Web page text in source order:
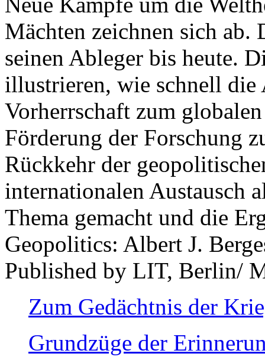
Mächten zeichnen sich
seinen Ableger bis heute.
illustrieren, wie schnell die
Vorherrschaft zum
Förderung der Forschung
Rückkehr der
internationalen Austausch
Thema gemacht und die
Geopolitics: Albert J.
Published by LIT, Berlin/
Zum Gedächtnis der
Grundzüge der